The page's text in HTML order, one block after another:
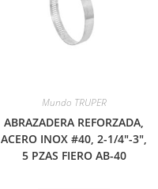
Mundo TRUPER
ABRAZADERA REFORZADA,
ACERO INOX #40, 2-1/4″-3″,
5 PZAS FIERO AB-40